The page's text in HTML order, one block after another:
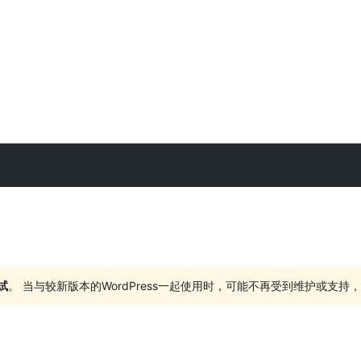
。 当与较新版本的WordPress一起使用时，可能不再受到维护或支持